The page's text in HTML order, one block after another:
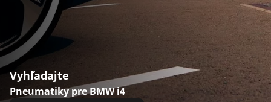
Vyhľadajte
Pneumatiky pre BMW i4